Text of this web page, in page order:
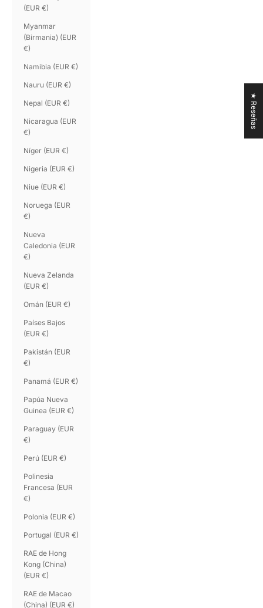
(EUR €)
Myanmar
(Birmania) (EUR
€)
Namibia (EUR €)
Nauru (EUR €)
Nepal (EUR €)
Nicaragua (EUR
€)
Níger (EUR €)
Nigeria (EUR €)
Niue (EUR €)
Noruega (EUR
€)
Nueva
Caledonia (EUR
€)
Nueva Zelanda
(EUR €)
Omán (EUR €)
Países Bajos
(EUR €)
Pakistán (EUR
€)
Panamá (EUR €)
Papúa Nueva
Guinea (EUR €)
Paraguay (EUR
€)
Perú (EUR €)
Polinesia
Francesa (EUR
€)
Polonia (EUR €)
Portugal (EUR €)
RAE de Hong
Kong (China)
(EUR €)
RAE de Macao
(China) (EUR €)
★ Reseñas